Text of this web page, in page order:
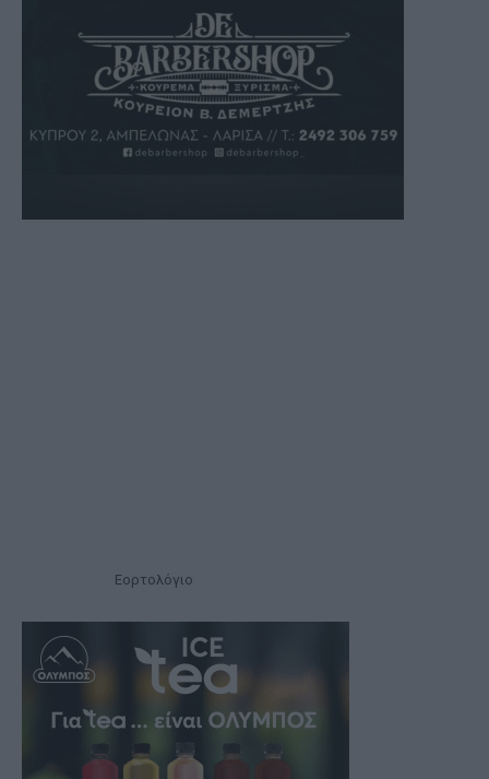
Εορτολόγιο